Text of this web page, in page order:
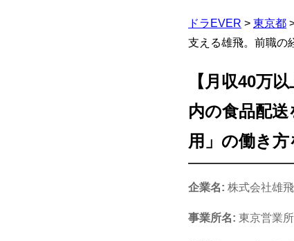
ドラEVER > 東京都
支える雄飛。前職の
【月収40万
内の食品配
用」の働き方
企業名: 株式会社雄飛
事業所名: 東京営業所